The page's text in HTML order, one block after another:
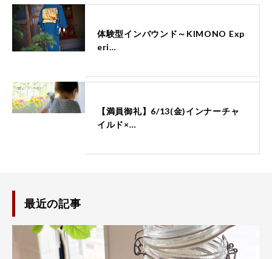
体験型インバウンド～KIMONO Exp
eri…
【満員御礼】6/13(金)インナーチャ
イルド×…
最近の記事